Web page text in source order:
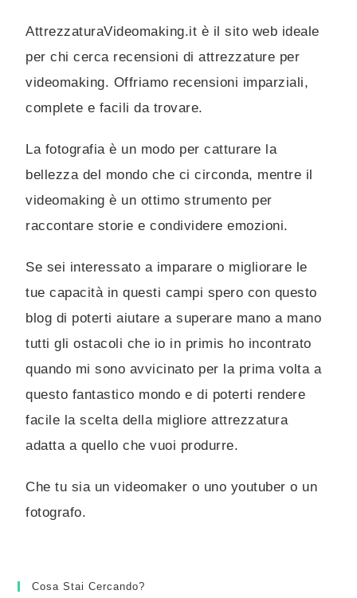
AttrezzaturaVideomaking.it è il sito web ideale
per chi cerca recensioni di attrezzature per
videomaking. Offriamo recensioni imparziali,
complete e facili da trovare.
Lafotografiaè un modo per catturare la
bellezzadel mondo che ci circonda, mentre il
videomaking è un ottimo strumento per
raccontare storie e condividere emozioni.
Se sei interessato aimparare o migliorare le
tue capacitàin questi campi spero con questo
blog di poterti aiutare a superare mano a mano
tutti gli ostacoli che io in primis ho incontrato
quando mi sono avvicinato per la prima volta a
questo fantastico mondo e di poterti rendere
facile la scelta della migliore attrezzatura
adatta a quello che vuoi produrre.
Che tu sia un videomaker o uno youtuber o un
fotografo.
Cosa Stai Cercando?